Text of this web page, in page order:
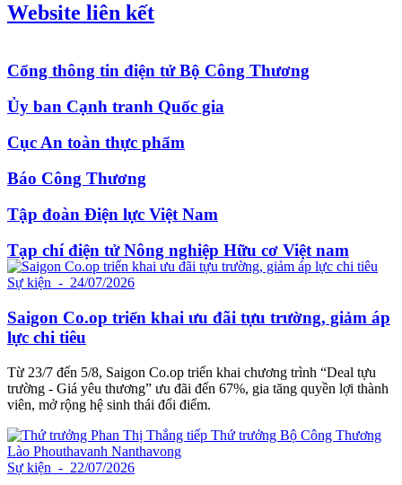
Website liên kết
Cổng thông tin điện tử Bộ Công Thương
Ủy ban Cạnh tranh Quốc gia
Cục An toàn thực phẩm
Báo Công Thương
Tập đoàn Điện lực Việt Nam
Tạp chí điện tử Nông nghiệp Hữu cơ Việt nam
Sự kiện - 24/07/2026
Saigon Co.op triển khai ưu đãi tựu trường, giảm áp
lực chi tiêu
Từ 23/7 đến 5/8, Saigon Co.op triển khai chương trình “Deal tựu
trường - Giá yêu thương” ưu đãi đến 67%, gia tăng quyền lợi thành
viên, mở rộng hệ sinh thái đổi điểm.
Sự kiện - 22/07/2026